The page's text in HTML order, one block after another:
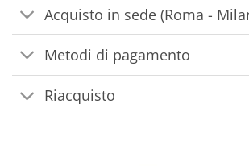
Acquisto in sede (Roma -
Metodi di pagamento
Riacquisto